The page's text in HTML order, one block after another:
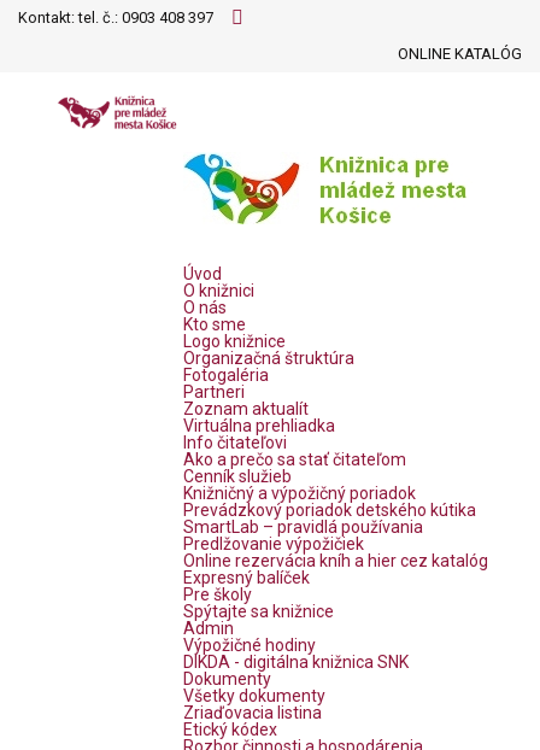
Kontakt: tel. č.: 0903 408 397
ONLINE KATALÓG
Úvod
O knižnici
O nás
Kto sme
Logo knižnice
Organizačná štruktúra
Fotogaléria
Partneri
Zoznam aktualít
Virtuálna prehliadka
Info čitateľovi
Ako a prečo sa stať čitateľom
Cenník služieb
Knižničný a výpožičný poriadok
Prevádzkový poriadok detského kútika
SmartLab – pravidlá používania
Predlžovanie výpožičiek
Online rezervácia kníh a hier cez katalóg
Expresný balíček
Pre školy
Spýtajte sa knižnice
Admin
Výpožičné hodiny
DIKDA - digitálna knižnica SNK
Dokumenty
Všetky dokumenty
Zriaďovacia listina
Etický kódex